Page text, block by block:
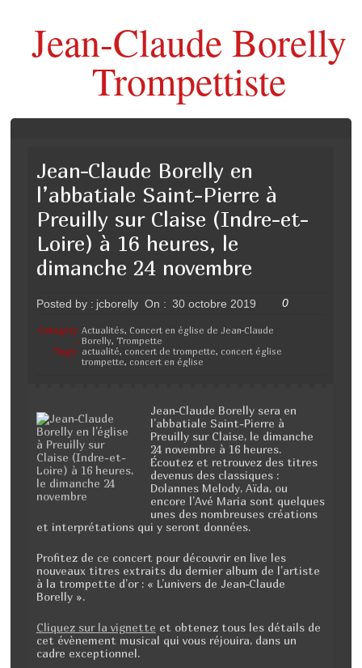
Jean-Claude Borelly
Trompettiste
Jean-Claude Borelly en
l’abbatiale Saint-Pierre à
Preuilly sur Claise (Indre-et-
Loire) à 16 heures, le
dimanche 24 novembre
Posted by : jcborelly On : 30 octobre 2019 0
Category
:
Actualités, Concert en église de Jean-Claude
Borelly, Trompette
Tags: actualité, concert de trompette, concert église
trompette, concert en église
Jean-Claude Borelly sera en
l’abbatiale Saint-Pierre à
Preuilly sur Claise, le dimanche
24 novembre à 16 heures.
Écoutez et retrouvez des titres
devenus des classiques :
Dolannes Melody, Aïda, ou
encore l’Avé Maria sont quelques
unes des nombreuses créations
et interprétations qui y seront données.
Profitez de ce concert pour découvrir en live les
nouveaux titres extraits du dernier album de l’artiste
à la trompette d’or : « L’univers de Jean-Claude
Borelly ».
Cliquez sur la vignette et obtenez tous les détails de
cet évènement musical qui vous réjouira, dans un
cadre exceptionnel.